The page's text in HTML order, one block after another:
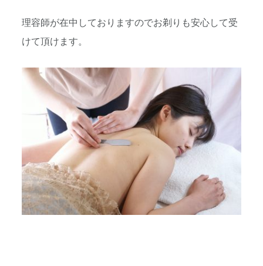
理容師が在中しておりますのでお剃りも安心して受
けて頂けます。